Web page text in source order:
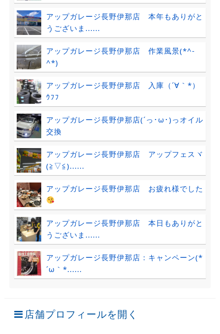
アップガレージ長野伊那店 本年もありがと
うございま......
アップガレージ長野伊那店 作業風景(*^-
^*)
アップガレージ長野伊那店 入庫（´∀｀*）
ｳﾌﾌ
アップガレージ長野伊那店(´っ･ω･)っオイル
交換
アップガレージ長野伊那店 アップフェスヾ
(≧▽≦)......
アップガレージ長野伊那店 お疲れ様でした
アップガレージ長野伊那店 本日もありがと
うございま......
アップガレージ長野伊那店：キャンペーン(*
´ω｀*......
店舗プロフィールを開く